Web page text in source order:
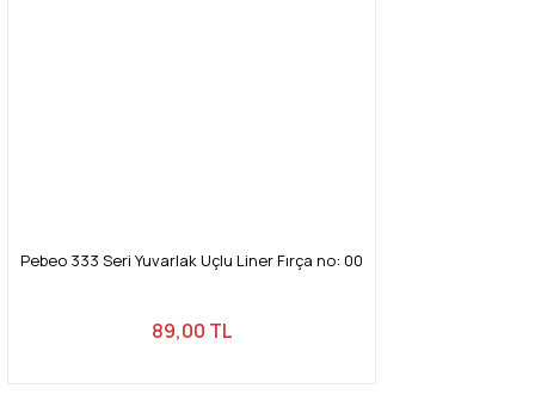
Pebeo 333 Seri Yuvarlak Uçlu Liner Fırça no: 00
89,00 TL